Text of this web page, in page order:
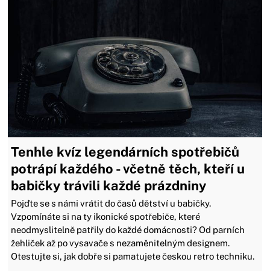
Tenhle kvíz legendárních spotřebičů
potrápí každého - včetně těch, kteří u
babičky trávili každé prázdniny
Pojďte se s námi vrátit do časů dětství u babičky.
Vzpomínáte si na ty ikonické spotřebiče, které
neodmyslitelně patřily do každé domácnosti? Od parních
žehliček až po vysavače s nezaměnitelným designem.
Otestujte si, jak dobře si pamatujete českou retro techniku.